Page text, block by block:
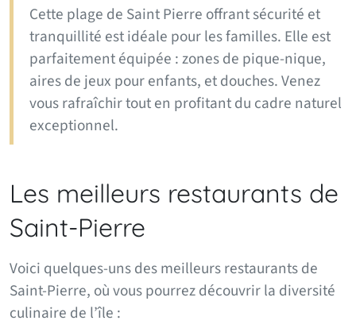
Cette plage de Saint Pierre offrant sécurité et
tranquillité est idéale pour les familles. Elle est
parfaitement équipée : zones de pique-nique,
aires de jeux pour enfants, et douches. Venez
vous rafraîchir tout en profitant du cadre naturel
exceptionnel.
Les meilleurs restaurants de
Saint-Pierre
Voici quelques-uns des meilleurs restaurants de
Saint-Pierre, où vous pourrez découvrir la diversité
culinaire de l’île :